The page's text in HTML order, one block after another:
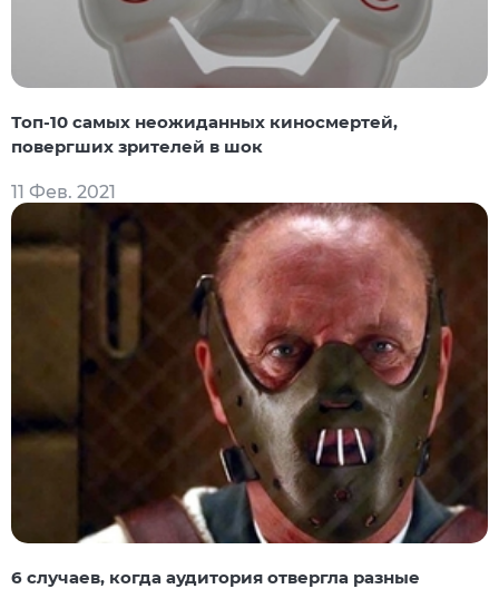
Топ-10 самых неожиданных киносмертей,
повергших зрителей в шок
11 Фев. 2021
6 случаев, когда аудитория отвергла разные